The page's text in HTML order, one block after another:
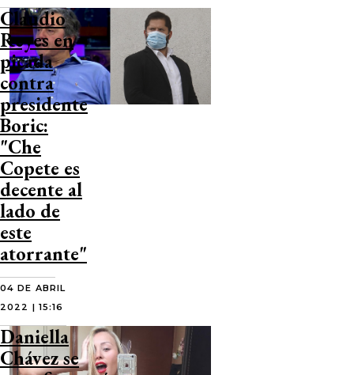
Claudio
Reyes en
picada
contra
presidente
Boric:
"Che
Copete es
decente al
lado de
este
atorrante"
04 DE ABRIL
2022 | 15:16
Daniella
Chávez se